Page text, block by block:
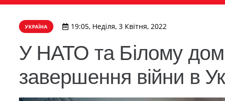
УКРАЇНА 19:05, Неділя, 3 Квітня, 2022
У НАТО та Білому
завершення війни в